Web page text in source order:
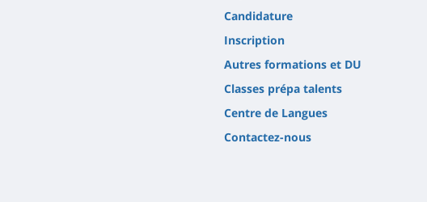
Candidature
Inscription
Autres formations et DU
Classes prépa talents
Centre de Langues
Contactez-nous